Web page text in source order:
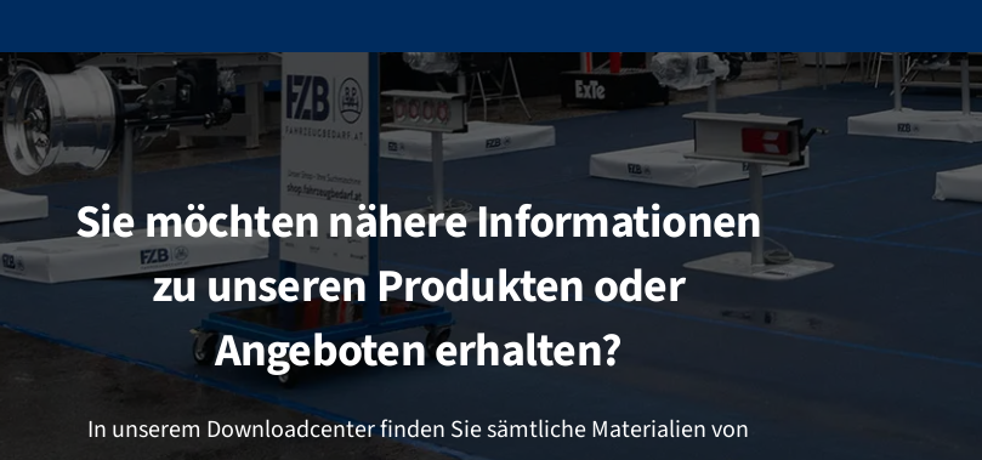
Sie möchten nähere Informationen
zu unseren Produkten oder
Angeboten erhalten?
In unserem Downloadcenter finden Sie sämtliche Materialien von